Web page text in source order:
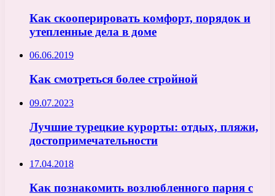
Как скооперировать комфорт, порядок и
утепленные дела в доме
06.06.2019
Как смотреться более стройной
09.07.2023
Лучшие турецкие курорты: отдых, пляжи,
достопримечательности
17.04.2018
Как познакомить возлюбленного парня с